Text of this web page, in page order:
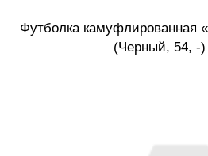
Футболка камуфлированная
(Черный, 54, -